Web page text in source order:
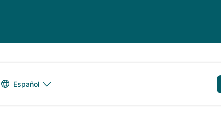
Alternador de idioma
Español